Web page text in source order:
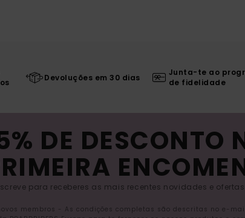
Devoluções em 30 dias
Junta-te ao
de fidelidade
DE DESCONTO
para receberes as mais recentes novidades e
membros - As condições completas são descritas no e-